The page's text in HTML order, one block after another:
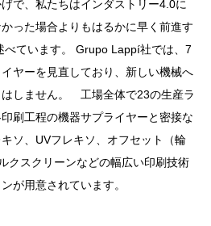
で、私たちはインダストリー4.0に
った場合よりもはるかに早く前進す
べています。 Grupo Lappí社では、7
ヤーを見直しており、新しい機械へ
しません。 工場全体で23の生産ラ
刷工程の機器サプライヤーと密接な
ソ、UVフレキソ、オフセット（輪
クスクリーンなどの幅広い印刷技術
が用意されています。